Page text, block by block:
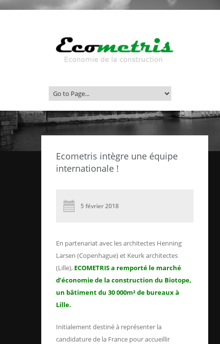
Ecometris intègre une équipe
internationale !
5 février 2018
En partenariat avec les architectes Henning
Larsen (Copenhague) et Keurk architectes
(Lille), ECOMETRIS a remporté le marché
d’économie de la construction du Biotope,
un bâtiment du 30 000m² de bureaux à
Lille.
Initialement destiné à représenter la
candidature de la France pour accueillir